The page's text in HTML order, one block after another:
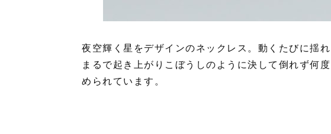
夜空輝く星をデザインのネックレス。動くたびに揺
まるで起き上がりこぼうしのように決して倒れず何
められています。